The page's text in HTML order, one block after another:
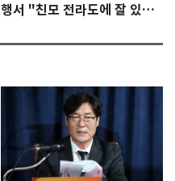
행서 "친모 전라도에 잘 있